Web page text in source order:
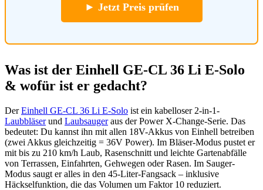
► Jetzt Preis prüfen
Was ist der Einhell GE-CL 36 Li E-Solo
& wofür ist er gedacht?
DerEinhell GE-CL 36 Li E-Solo ist ein kabelloser 2-in-1-
Laubbläserund Laubsaugeraus der Power X-Change-Serie. Das
bedeutet: Du kannst ihn mit allen 18V-Akkus von Einhell betreiben
(zwei Akkus gleichzeitig = 36V Power). Im Bläser-Modus pustet er
mit bis zu 210 km/h Laub, Rasenschnitt und leichte Gartenabfälle
von Terrassen, Einfahrten, Gehwegen oder Rasen. Im Sauger-
Modus saugt er alles in den 45-Liter-Fangsack – inklusive
Häckselfunktion, die das Volumen um Faktor 10 reduziert.